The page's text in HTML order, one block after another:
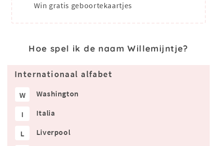
Win gratis geboortekaartjes
Hoe spel ik de naam Willemijntje?
Internationaal alfabet
W Washington
I Italia
L Liverpool